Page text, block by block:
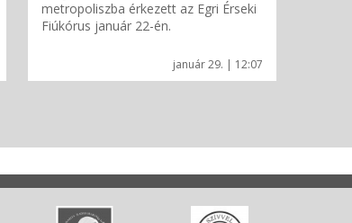
január 29. | 12:07
metropoliszba érkezett az Egri Érseki
Fiúkórus január 22-én.